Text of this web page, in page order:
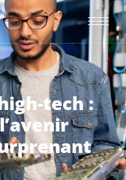
tech :